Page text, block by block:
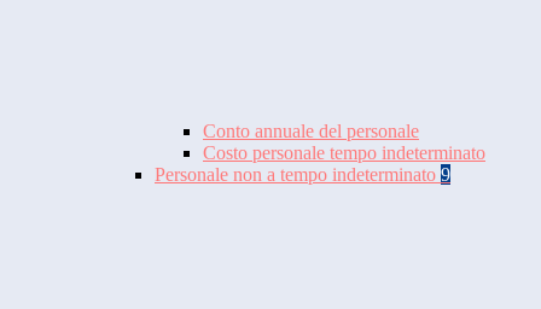
Conto annuale del personale
Costo personale tempo indeterminato
Personale non a tempo indeterminato 9